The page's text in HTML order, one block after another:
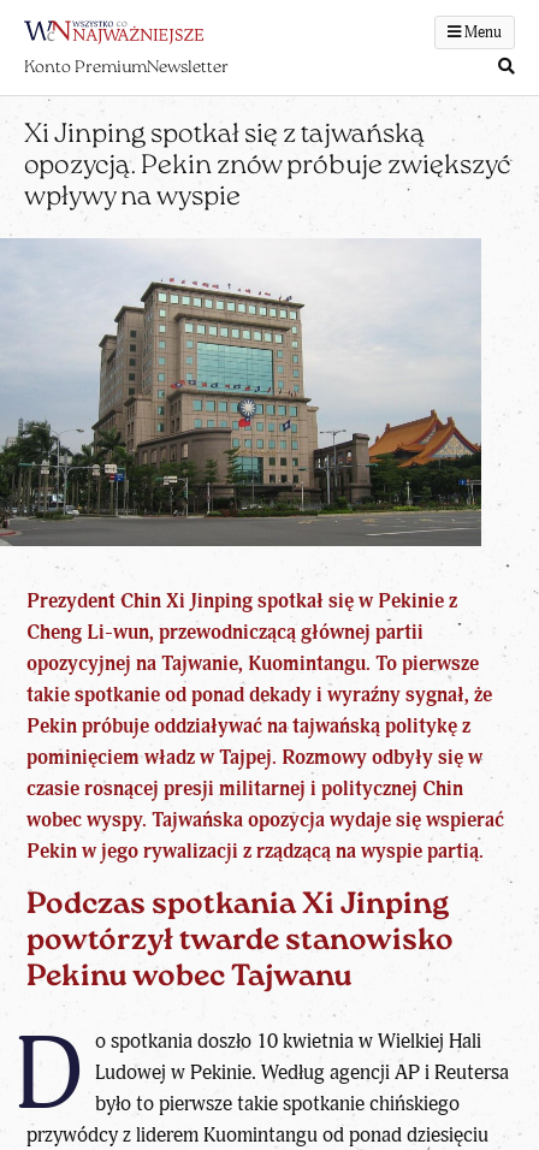
Menu
Konto PremiumNewsletter
Xi Jinping spotkał się z tajwańską
opozycją. Pekin znów próbuje zwiększyć
wpływy na wyspie
Prezydent Chin Xi Jinping spotkał się w Pekinie z
Cheng Li-wun, przewodniczącą głównej partii
opozycyjnej naTajwanie, Kuomintangu. To pierwsze
takie spotkanie od ponad dekady i wyraźny sygnał, że
Pekin próbuje oddziaływać na tajwańską politykę z
pominięciem władz w Tajpej. Rozmowy odbyły się w
czasie rosnącej presji militarnej i politycznej Chin
wobec wyspy.Tajwańska opozycjawydaje się wspierać
Pekin w jego rywalizacji z rządzącą na wyspie partią.
Podczas spotkania Xi Jinping
powtórzył twarde stanowisko
Pekinu wobec Tajwanu
D
o spotkania doszło 10 kwietnia w Wielkiej Hali
Ludowej w Pekinie. Według agencji AP i Reutersa
było to pierwsze takie spotkanie chińskiego
przywódcy z liderem Kuomintangu od ponad dziesięciu